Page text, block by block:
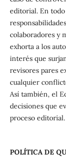
editorial. En
colaboradores y
exhorta a los
interés que
revisores pares
cualquier
Así también, el
decisiones que
proceso editorial.
POLÍTICA DE